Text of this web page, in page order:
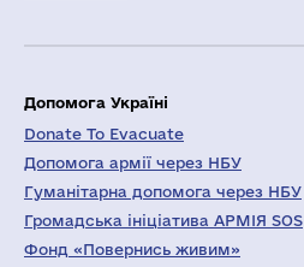
Допомога Україні
Donate To Evacuate
Допомога армії через НБУ
Гуманітарна допомога через НБУ
Громадська ініціатива АРМІЯ SOS
Фонд «Повернись живим»